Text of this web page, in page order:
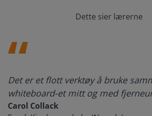
Dette sier lærerne
Det er et flott verktøy å bruke
whiteboard-et mitt og med
Carol Collack